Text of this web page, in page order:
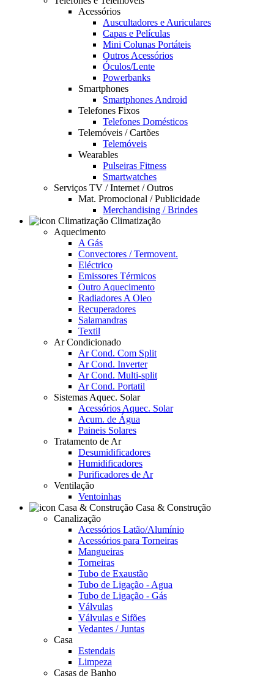
Acessórios
Auscultadores e Auriculares
Capas e Películas
Mini Colunas Portáteis
Outros Acessórios
Óculos/Lente
Powerbanks
Smartphones
Smartphones Android
Telefones Fixos
Telefones Domésticos
Telemóveis / Cartões
Telemóveis
Wearables
Pulseiras Fitness
Smartwatches
Serviços TV / Internet / Outros
Mat. Promocional / Publicidade
Merchandising / Brindes
Climatização
Aquecimento
A Gás
Convectores / Termovent.
Eléctrico
Emissores Térmicos
Outro Aquecimento
Radiadores A Oleo
Recuperadores
Salamandras
Textil
Ar Condicionado
Ar Cond. Com Split
Ar Cond. Inverter
Ar Cond. Multi-split
Ar Cond. Portatil
Sistemas Aquec. Solar
Acessórios Aquec. Solar
Acum. de Água
Paineis Solares
Tratamento de Ar
Desumidificadores
Humidificadores
Purificadores de Ar
Ventilação
Ventoinhas
Casa & Construção
Canalização
Acessórios Latão/Alumínio
Acessórios para Torneiras
Mangueiras
Torneiras
Tubo de Exaustão
Tubo de Ligação - Agua
Tubo de Ligação - Gás
Válvulas
Válvulas e Sifões
Vedantes / Juntas
Casa
Estendais
Limpeza
Casas de Banho